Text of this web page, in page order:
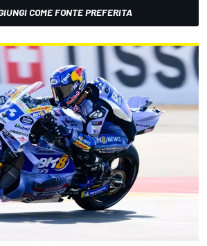
COME FONTE PREFERITA